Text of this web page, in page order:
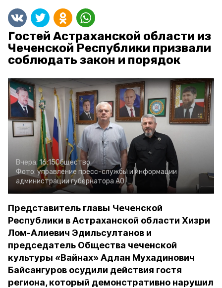
Гостей Астраханской области из
Чеченской Республики призвали
соблюдать закон и порядок
Вчера, 16:15Общество
Фото: управление пресс-службы и информации
администрации губернатора АО
Представитель главы Чеченской
Республики в Астраханской области Хизри
Лом-Алиевич Эдильсултанов и
председатель Общества чеченской
культуры «Вайнах» Адлан Мухадинович
Байсангуров осудили действия гостя
региона, который демонстративно нарушил